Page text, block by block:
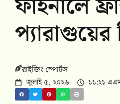
প্যারাগুয়ের
রাইজিং স্পোর্টস
জুলাই ৫, ২০২৬ ১১:২১